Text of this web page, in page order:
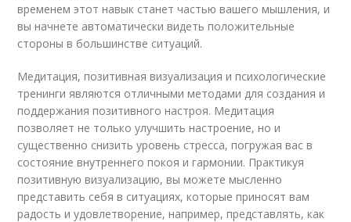
временем этот навык станет частью вашего мышления, и
вы начнете автоматически видеть положительные
стороны в большинстве ситуаций.
Медитация, позитивная визуализация и психологические
тренинги являются отличными методами для создания и
поддержания позитивного настроя. Медитация
позволяет не только улучшить настроение, но и
существенно снизить уровень стресса, погружая вас в
состояние внутреннего покоя и гармонии. Практикуя
позитивную визуализацию, вы можете мысленно
представить себя в ситуациях, которые приносят вам
радость и удовлетворение, например, представлять, как